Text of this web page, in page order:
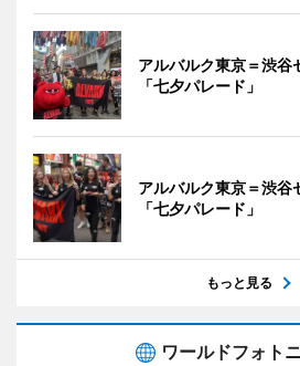
アルバルク東京＝渋谷
「七夕パレード」
アルバルク東京＝渋谷
「七夕パレード」
もっと見る
ワールドフォト